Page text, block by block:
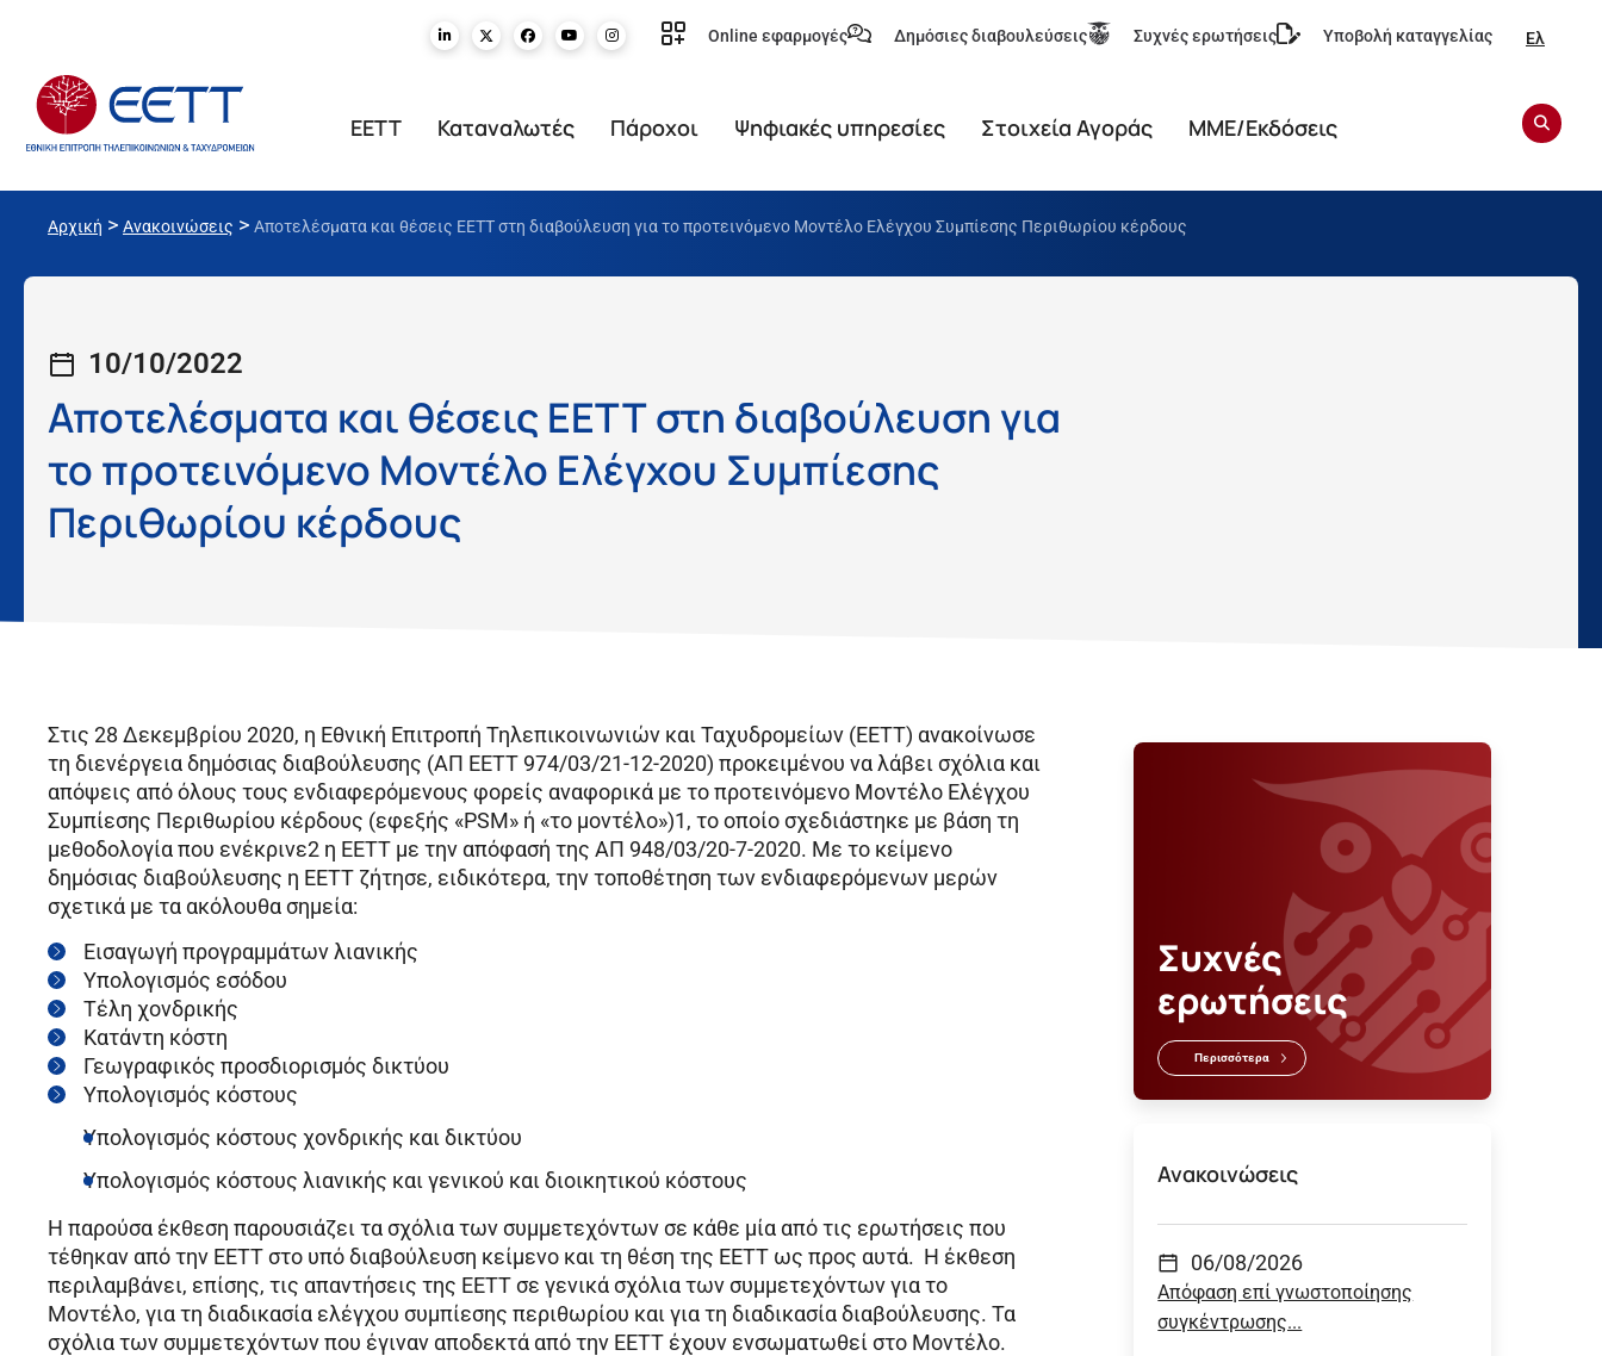
Online εφαρμογές Δημόσιες διαβουλεύσεις Συχνές ερωτήσεις Υποβολή καταγγελίας Ελ
ΕΕΤΤ Καταναλωτές Πάροχοι Ψηφιακές υπηρεσίες Στοιχεία Αγοράς ΜΜΕ/Εκδόσεις
Αρχική > Ανακοινώσεις > Αποτελέσματα και θέσεις ΕΕΤΤ στη διαβούλευση για το προτεινόμενο Μοντέλο Ελέγχου Συμπίεσης Περιθωρίου κέρδους
10/10/2022
Αποτελέσματα και θέσεις ΕΕΤΤ στη διαβούλευση για
το προτεινόμενο Μοντέλο Ελέγχου Συμπίεσης
Περιθωρίου κέρδους
Στις 28 Δεκεμβρίου 2020, η Εθνική Επιτροπή Τηλεπικοινωνιών και Ταχυδρομείων (ΕΕΤΤ) ανακοίνωσε
τη διενέργεια δημόσιας διαβούλευσης (ΑΠ ΕΕΤΤ 974/03/21-12-2020) προκειμένου να λάβει σχόλια και
απόψεις από όλους τους ενδιαφερόμενους φορείς αναφορικά με το προτεινόμενο Μοντέλο Ελέγχου
Συμπίεσης Περιθωρίου κέρδους (εφεξής «PSM» ή «το μοντέλο»)1, το οποίο σχεδιάστηκε με βάση τη
μεθοδολογία που ενέκρινε2 η ΕΕΤΤ με την απόφασή της ΑΠ 948/03/20-7-2020. Με το κείμενο
δημόσιας διαβούλευσης η ΕΕΤΤ ζήτησε, ειδικότερα, την τοποθέτηση των ενδιαφερόμενων μερών
σχετικά με τα ακόλουθα σημεία:
Εισαγωγή προγραμμάτων λιανικής
Υπολογισμός εσόδου
Τέλη χονδρικής
Κατάντη κόστη
Γεωγραφικός προσδιορισμός δικτύου
Υπολογισμός κόστους
Υπολογισμός κόστους χονδρικής και δικτύου
Υπολογισμός κόστους λιανικής και γενικού και διοικητικού κόστους
Η παρούσα έκθεση παρουσιάζει τα σχόλια των συμμετεχόντων σε κάθε μία από τις ερωτήσεις που
τέθηκαν από την ΕΕΤΤ στο υπό διαβούλευση κείμενο και τη θέση της ΕΕΤΤ ως προς αυτά. Η έκθεση
περιλαμβάνει, επίσης, τις απαντήσεις της ΕΕΤΤ σε γενικά σχόλια των συμμετεχόντων για το
Μοντέλο, για τη διαδικασία ελέγχου συμπίεσης περιθωρίου και για τη διαδικασία διαβούλευσης. Τα
σχόλια των συμμετεχόντων που έγιναν αποδεκτά από την ΕΕΤΤ έχουν ενσωματωθεί στο Μοντέλο.
Συχνές
ερωτήσεις
Περισσότερα
Ανακοινώσεις
06/08/2026
Απόφαση επί γνωστοποίησης
συγκέντρωσης...